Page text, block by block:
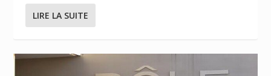
LIRE LA SUITE